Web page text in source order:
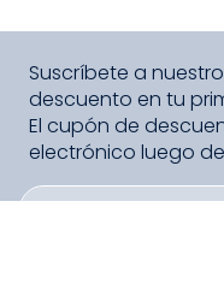
Suscríbete a
descuento en tu
El cupón de
electrónico luego